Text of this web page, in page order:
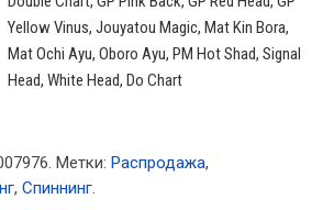
Yellow Vinus, Jouyatou Magic, Mat Kin Bora,
Mat Ochi Ayu, Oboro Ayu, PM Hot Shad, Signal
Head, White Head, Do Chart
. Метки: Распродажа,
, Спиннинг.